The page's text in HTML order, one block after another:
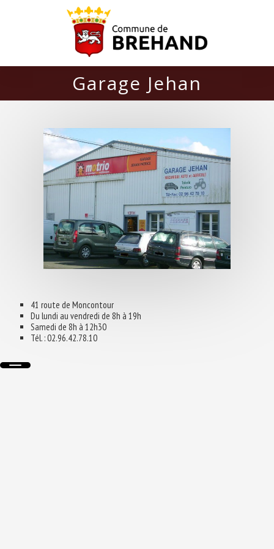
Garage Jehan
41 route de Moncontour
Du lundi au vendredi de 8h à 19h
Samedi de 8h à 12h30
Tél. : 02.96.42.78.10